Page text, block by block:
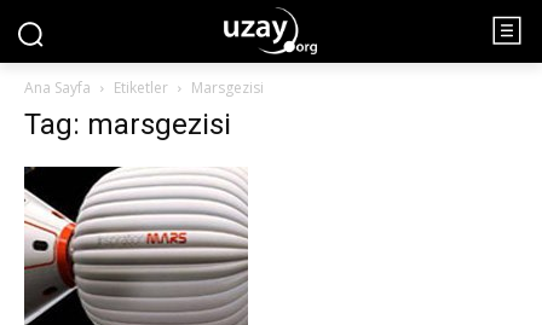
Ana Sayfa Etiketler Marsgezisi
Tag: marsgezisi